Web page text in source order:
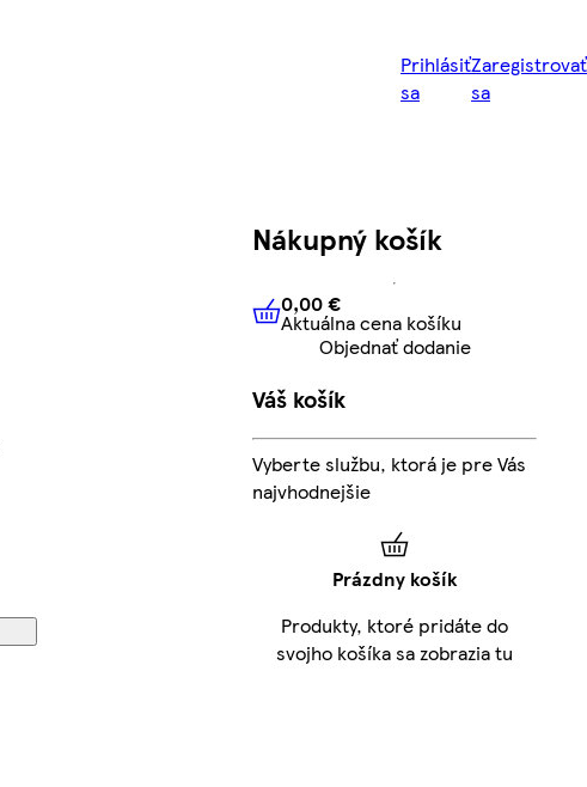
Prihlásiť
sa
Zaregistrovať
sa
Nákupný košík
0,00 € Aktuálna cena košíku
0,00 €
Aktuálna cena košíku
Objednať dodanie
Váš košík
Vyberte službu, ktorá je pre Vás
najvhodnejšie
Prázdny košík
Produkty, ktoré pridáte do
svojho košíka sa zobrazia tu